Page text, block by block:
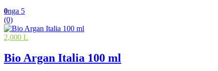
0nga 5
(0)
2,000 L
Bio Argan Italia 100 ml